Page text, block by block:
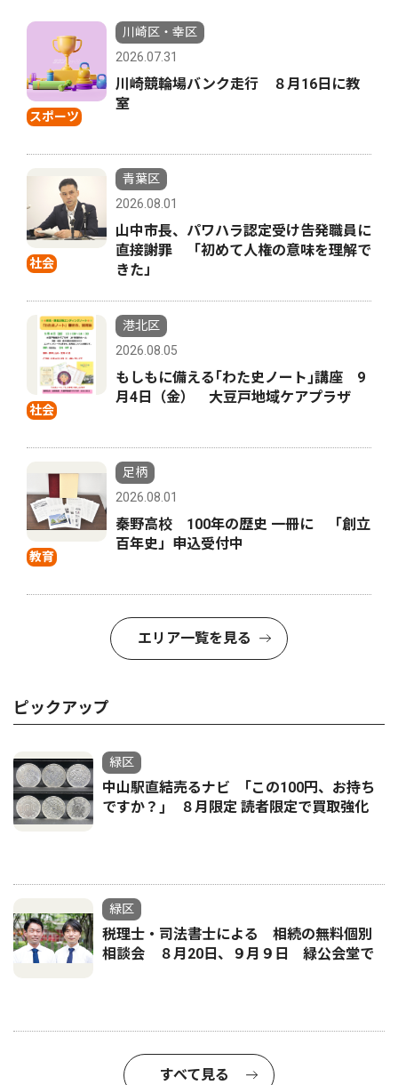
スポーツ
川崎区・幸区
2026.07.31
川崎競輪場バンク走行 ８月16日に教
室
社会
青葉区
2026.08.01
山中市長、パワハラ認定受け告発職員に
直接謝罪 「初めて人権の意味を理解で
きた」
社会
港北区
2026.08.05
もしもに備える｢わた史ノート｣講座 9
月4日（金） 大豆戸地域ケアプラザ
教育
足柄
2026.08.01
秦野高校 100年の歴史 一冊に 「創立
百年史」申込受付中
エリア一覧を見る
ピックアップ
緑区
中山駅直結売るナビ ｢この100円、お持ち
ですか？｣ ８月限定 読者限定で買取強化
緑区
税理士・司法書士による 相続の無料個別
相談会 ８月20日、９月９日 緑公会堂で
すべて見る